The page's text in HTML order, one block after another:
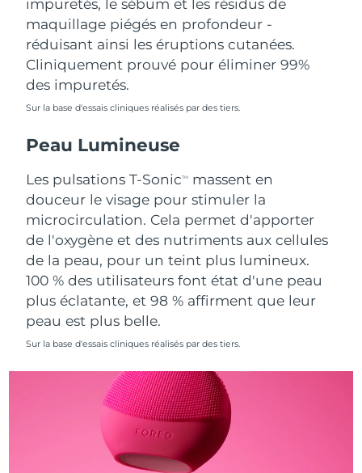
impuretés, le sébum et les résidus de
maquillage piégés en profondeur -
réduisant ainsi les éruptions cutanées.
Cliniquement prouvé pour éliminer 99%
des impuretés.
Sur la base d'essais cliniques réalisés par des tiers.
Peau Lumineuse
Les pulsations T-SonicTM
massent en
douceur le visage pour stimuler la
microcirculation. Cela permet d'apporter
de l'oxygène et des nutriments aux cellules
de la peau, pour un teint plus lumineux.
100 % des utilisateurs font état d'une peau
plus éclatante, et 98 % affirment que leur
peau est plus belle.
Sur la base d'essais cliniques réalisés par des tiers.
Singapour Livraison estimée
Slovaquie Livraison estimée
Slovénie
Espagne Livraison estimée
Suède Livraison estimée 8/10/26
Suisse Livraison estimée8/10/26
Taïwan
Livraison estimée
Émirats arabes unis Livraison estimée
Livraison estimée